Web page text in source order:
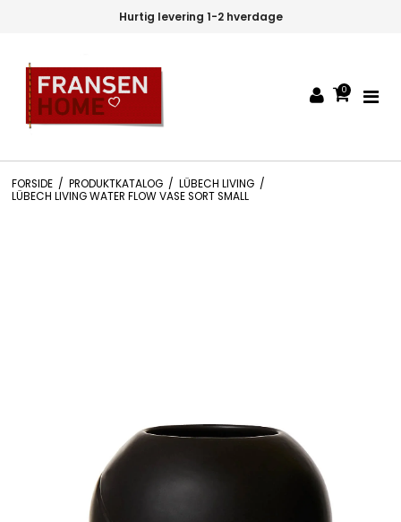
Hurtig levering 1-2 hverdage
0
FORSIDE / PRODUKTKATALOG / LÜBECH LIVING /
LÜBECH LIVING WATER FLOW VASE SORT SMALL